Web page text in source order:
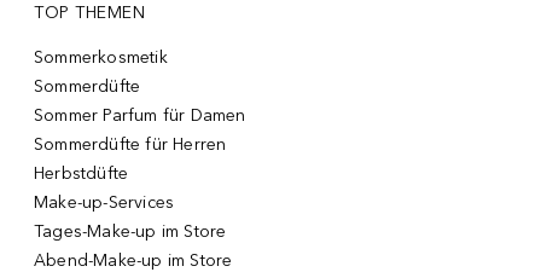
TOP THEMEN
Sommerkosmetik
Sommerdüfte
Sommer Parfum für Damen
Sommerdüfte für Herren
Herbstdüfte
Make-up-Services
Tages-Make-up im Store
Abend-Make-up im Store